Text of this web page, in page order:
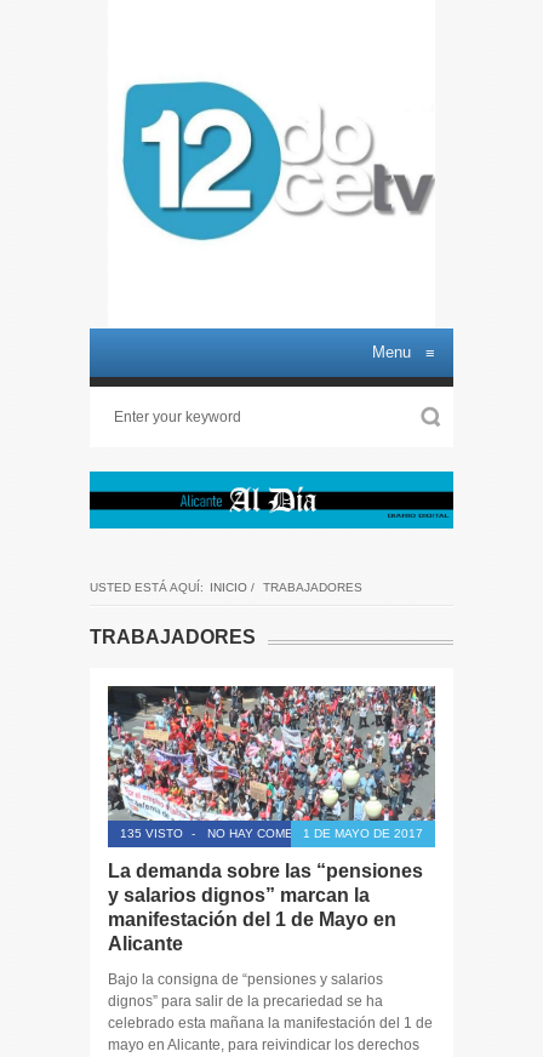
Menu ≡
USTED ESTÁ AQUÍ: INICIO / TRABAJADORES
TRABAJADORES
135 VISTO - NO HAY COMENTARIOS1 DE MAYO DE 2017
La demanda sobre las “pensiones
y salarios dignos” marcan la
manifestación del 1 de Mayo en
Alicante
Bajo la consigna de “pensiones y salarios
dignos” para salir de la precariedad se ha
celebrado esta mañana la manifestación del 1 de
mayo en Alicante, para reivindicar los derechos